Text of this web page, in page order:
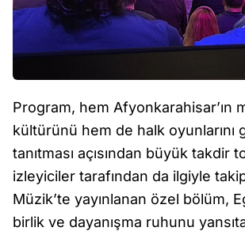
Program, hem Afyonkarahisar’ın
kültürünü hem de halk oyunlarını
tanıtması açısından büyük takdir
izleyiciler tarafından da ilgiyle
Müzik’te yayınlanan özel bölüm,
birlik ve dayanışma ruhunu